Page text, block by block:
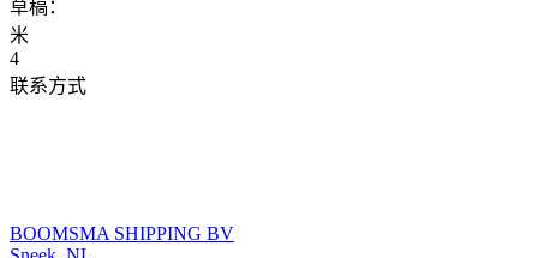
草稿：
米
4
联系方式
BOOMSMA SHIPPING BV